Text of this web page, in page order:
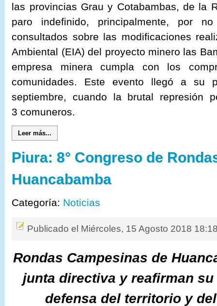
las provincias Grau y Cotabambas, de la
paro indefinido, principalmente, por
consultados sobre las modificaciones
Ambiental (EIA) del proyecto minero las
empresa minera cumpla con los
comunidades. Este evento llegó a su
septiembre, cuando la brutal represión
3 comuneros.
Leer más...
Piura: 8° Congreso de
Huancabamba
Categoría: Noticias
Publicado el Miércoles, 15 Agosto 2018
Rondas Campesinas de
junta directiva y reafirman
defensa del territorio y